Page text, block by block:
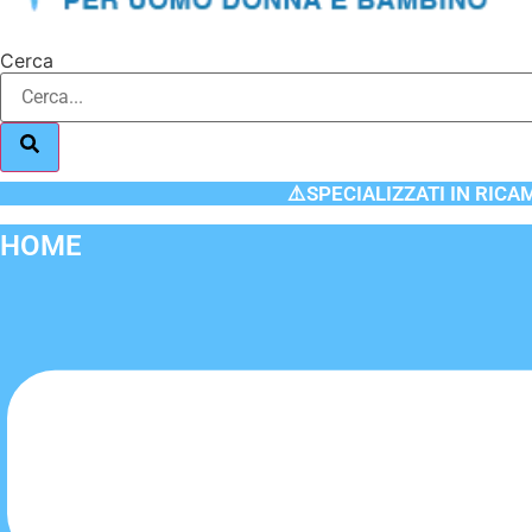
Cerca
⚠️SPECIALIZZATI IN
HOME